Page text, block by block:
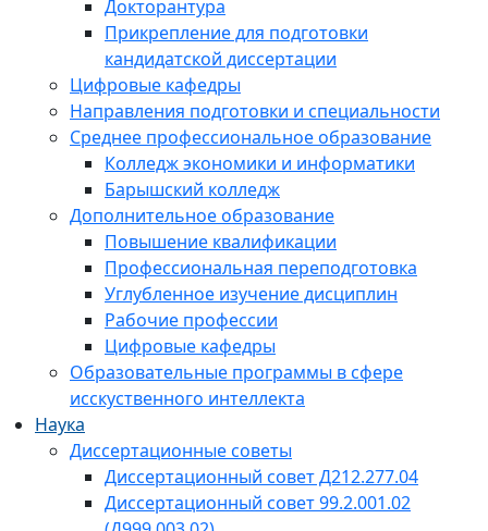
Докторантура
Прикрепление для подготовки
кандидатской диссертации
Цифровые кафедры
Направления подготовки и специальности
Среднее профессиональное образование
Колледж экономики и информатики
Барышский колледж
Дополнительное образование
Повышение квалификации
Профессиональная переподготовка
Углубленное изучение дисциплин
Рабочие профессии
Цифровые кафедры
Образовательные программы в сфере
исскуственного интеллекта
Наука
Диссертационные советы
Диссертационный совет Д212.277.04
Диссертационный совет 99.2.001.02